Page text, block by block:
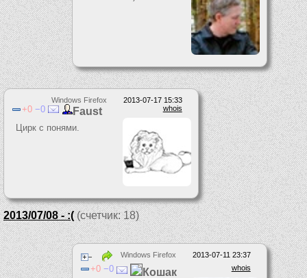
2013-07-17 15:33
Windows Firefox
whois
0 0 Faust
Цирк с понями.
2013/07/08 - :((счетчик: 18)
2013-07-11 23:37
Windows Firefox
whois
0 0 Кошак